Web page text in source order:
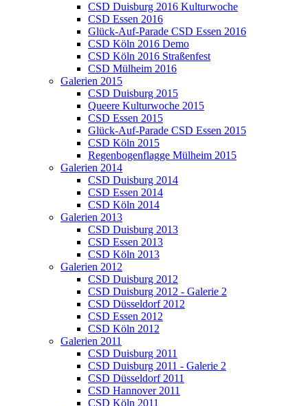
CSD Duisburg 2016 Kulturwoche
CSD Essen 2016
Glück-Auf-Parade CSD Essen 2016
CSD Köln 2016 Demo
CSD Köln 2016 Straßenfest
CSD Mülheim 2016
Galerien 2015
CSD Duisburg 2015
Queere Kulturwoche 2015
CSD Essen 2015
Glück-Auf-Parade CSD Essen 2015
CSD Köln 2015
Regenbogenflagge Mülheim 2015
Galerien 2014
CSD Duisburg 2014
CSD Essen 2014
CSD Köln 2014
Galerien 2013
CSD Duisburg 2013
CSD Essen 2013
CSD Köln 2013
Galerien 2012
CSD Duisburg 2012
CSD Duisburg 2012 - Galerie 2
CSD Düsseldorf 2012
CSD Essen 2012
CSD Köln 2012
Galerien 2011
CSD Duisburg 2011
CSD Duisburg 2011 - Galerie 2
CSD Düsseldorf 2011
CSD Hannover 2011
CSD Köln 2011